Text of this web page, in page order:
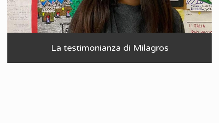
La testimonianza di Milagros